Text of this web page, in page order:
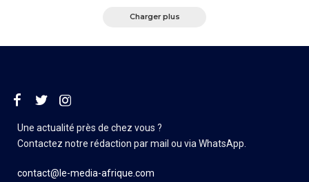
Charger plus
Une actualité près de chez vous ?
Contactez notre rédaction par mail ou via WhatsApp.
contact@le-media-afrique.com